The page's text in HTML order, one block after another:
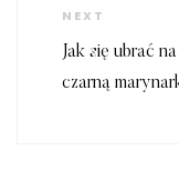
Next
Post
NEXT
Jak się ubrać
czarną